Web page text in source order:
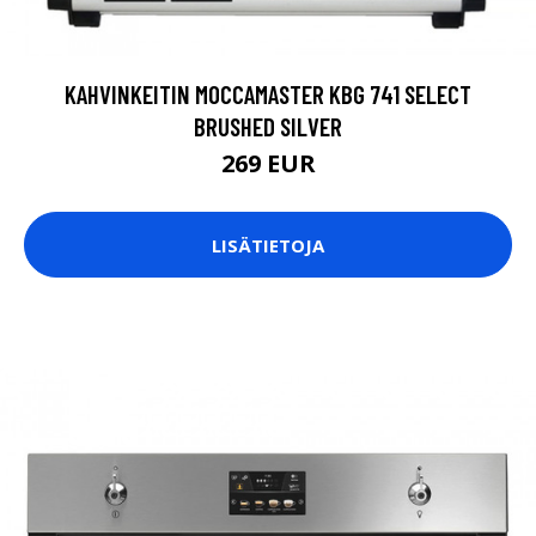
KAHVINKEITIN MOCCAMASTER KBG 741 SELECT
BRUSHED SILVER
269 EUR
LISÄTIETOJA